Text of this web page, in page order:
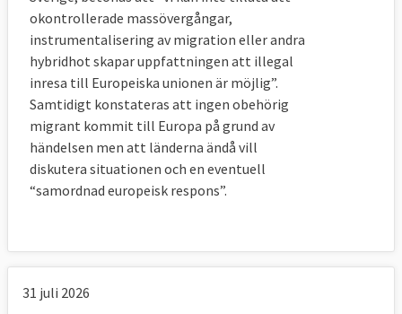
2. Vad vill Sverige?
Den svenska regeringen välkomnar
kommissionens nya förslag till en
migrations- och asylpakt,se detaljerna (s.3)
Det finns dock ett antal frågor som
regeringen vill analyseras närmare.
Regeringen betonar att alla medlemsstater
är överens om och är mer eller mindre
okontrollerade massövergångar,
instrumentalisering av migration eller andra
hybridhot skapar uppfattningen att illegal
inresa till Europeiska unionen är möjlig”.
Samtidigt konstateras att ingen obehörig
migrant kommit till Europa på grund av
händelsen men att länderna ändå vill
diskutera situationen och en eventuell
“samordnad europeisk respons”.
31 juli 2026